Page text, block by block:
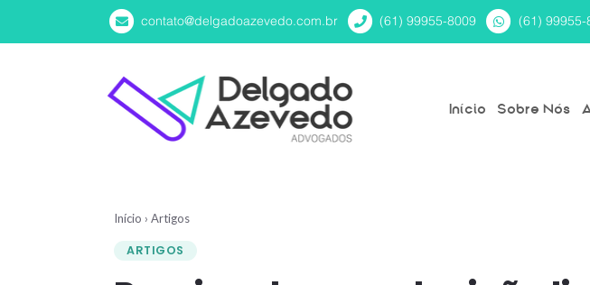
contato@delgadoazevedo.com.br (61) 99955-8009 (61) 99955-
Início Sobre Nós
Início › Artigos
ARTIGOS